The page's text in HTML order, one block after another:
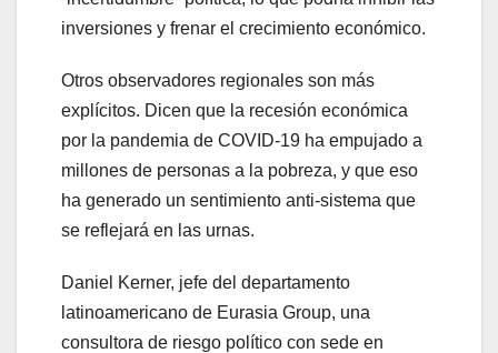
inversiones y frenar el crecimiento económico.
Otros observadores regionales son más
explícitos. Dicen que la recesión económica
por la pandemia de COVID-19 ha empujado a
millones de personas a la pobreza, y que eso
ha generado un sentimiento anti-sistema que
se reflejará en las urnas.
Daniel Kerner, jefe del departamento
latinoamericano de Eurasia Group, una
consultora de riesgo político con sede en